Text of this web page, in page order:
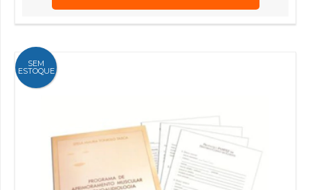
SEM
ESTOQUE